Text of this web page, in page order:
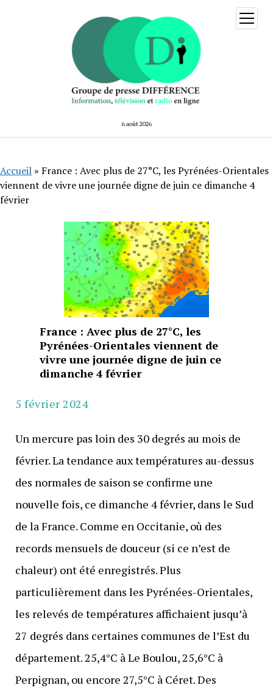
6 août 2026
ouvrir
menu
Accueil » France : Avec plus de 27°C, les Pyrénées-Orientales
viennent de vivre une journée digne de juin ce dimanche 4
février
France : Avec plus de 27°C, les
Pyrénées-Orientales viennent de
vivre une journée digne de juin ce
dimanche 4 février
5 février 2024
Un mercure pas loin des 30 degrés au mois de
février. La tendance aux températures au-dessus
des normales de saison se confirme une
nouvelle fois, ce dimanche 4 février, dans le Sud
de la France. Comme en Occitanie, où des
records mensuels de douceur (si ce n’est de
chaleur) ont été enregistrés. Plus
particulièrement dans les Pyrénées-Orientales,
les relevés de températures affichaient jusqu’à
27 degrés dans certaines communes de l’Est du
département. 25,4°C à Le Boulou, 25,6°C à
Perpignan, ou encore 27,5°C à Céret. Des